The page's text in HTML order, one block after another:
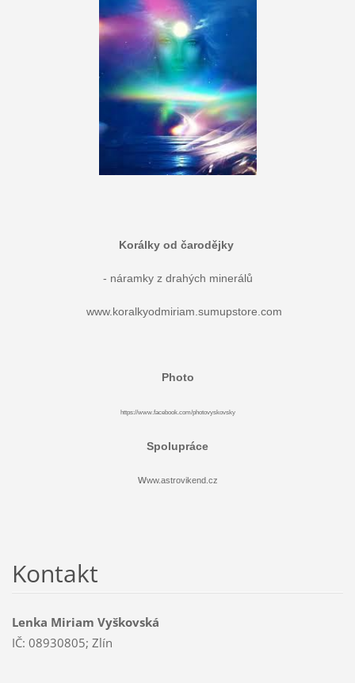
Korálky od čarodějky
- náramky z drahých minerálů
www.koralkyodmiriam.sumupstore.com
Photo
https://www.facebook.com/photovyskovsky
Spolupráce
www.astrovikend.cz
Kontakt
Lenka Miriam Vyškovská
IČ: 08930805; Zlín